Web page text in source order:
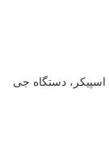
اسپیکر ، دستگاه جی